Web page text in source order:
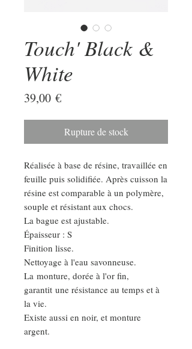
Touch' Black &
White
39,00 €Prix
Rupture de stock
Réalisée à base de résine, travaillée en
feuille puis solidifiée. Après cuisson la
résine est comparable à un polymère,
souple et résistant aux chocs.
La bague est ajustable.
Épaisseur : S
Finition lisse.
Nettoyage à l'eau savonneuse.
La monture, dorée à l'or fin,
garantit une résistance au temps et à
la vie.
Existe aussi en noir, et monture
argent.